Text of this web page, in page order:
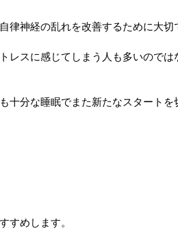
律神経の乱れを改善するために大切
レスに感じてしまう人も多いのでは
十分な睡眠でまた新たなスタートを
すめします。